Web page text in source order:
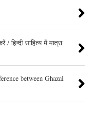
हिन्दी साहित्य में मात्रा
between Ghazal